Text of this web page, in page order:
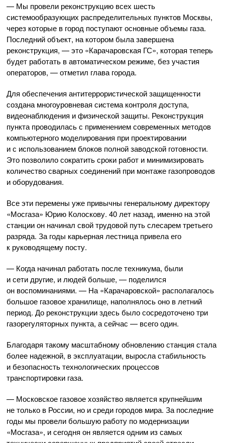
— Мы провели реконструкцию всех шесть
системообразующих распределительных пунктов Москвы,
через которые в город поступают основные объемы газа.
Последний объект, на котором была завершена
реконструкция, — это «Карачаровская ГС», которая теперь
будет работать в автоматическом режиме, без участия
операторов, — отметил глава города.
Для обеспечения антитеррористической защищенности
создана многоуровневая система контроля доступа,
видеонаблюдения и физической защиты. Реконструкция
пункта проводилась с применением современных методов
компьютерного моделирования при проектировании
и с использованием блоков полной заводской готовности.
Это позволило сократить сроки работ и минимизировать
количество сварных соединений при монтаже газопроводов
и оборудования.
Все эти перемены уже привычны генеральному директору
«Мосгаза» Юрию Колоскову. 40 лет назад, именно на этой
станции он начинал свой трудовой путь слесарем третьего
разряда. За годы карьерная лестница привела его
к руководящему посту.
— Когда начинал работать после техникума, были
и сети другие, и людей больше, — поделился
он воспоминаниями. — На «Карачаровской» располагалось
большое газовое хранилище, наполнялось оно в летний
период. До реконструкции здесь было сосредоточено три
газорегуляторных пункта, а сейчас — всего один.
Благодаря такому масштабному обновлению станция стала
более надежной, в эксплуатации, выросла стабильность
и безопасность технологических процессов
транспортировки газа.
— Московское газовое хозяйство является крупнейшим
не только в России, но и среди городов мира. За последние
годы мы провели большую работу по модернизации
«Мосгаза», и сегодня он является одним из самых